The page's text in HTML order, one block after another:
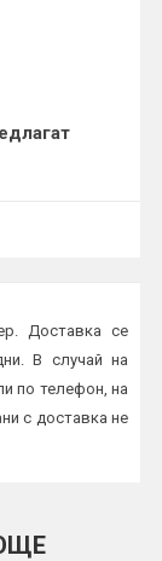
Доставка се
В случай на
по телефон, на
с доставка не